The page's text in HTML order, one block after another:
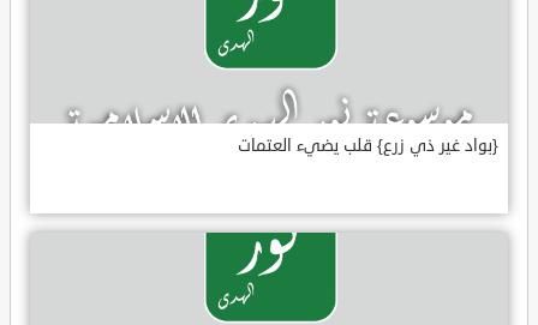
{بواد غير ذي زرع} قلب يضيء العتمات